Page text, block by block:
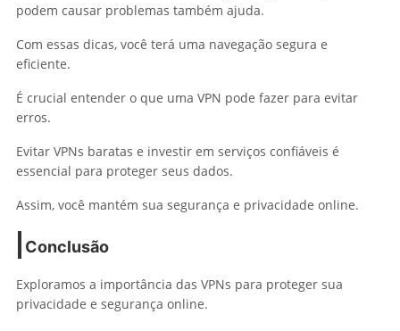
podem causar problemas também ajuda.
Com essas dicas, você terá uma navegação segura e
eficiente.
É crucial entender o que uma VPN pode fazer para evitar
erros.
Evitar VPNs baratas e investir em serviços confiáveis é
essencial para proteger seus dados.
Assim, você mantém sua segurança e privacidade online.
Conclusão
Exploramos a importância das VPNs para proteger sua
privacidade e segurança online.